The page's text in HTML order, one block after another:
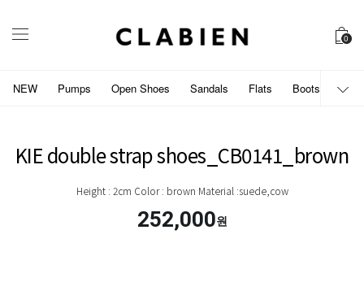
0
NEW Pumps Open Shoes Sandals Flats Boots 개
KIE double strap shoes_CB0141_brown
Height : 2cm Color : brown Material :suede,cow
252,000원